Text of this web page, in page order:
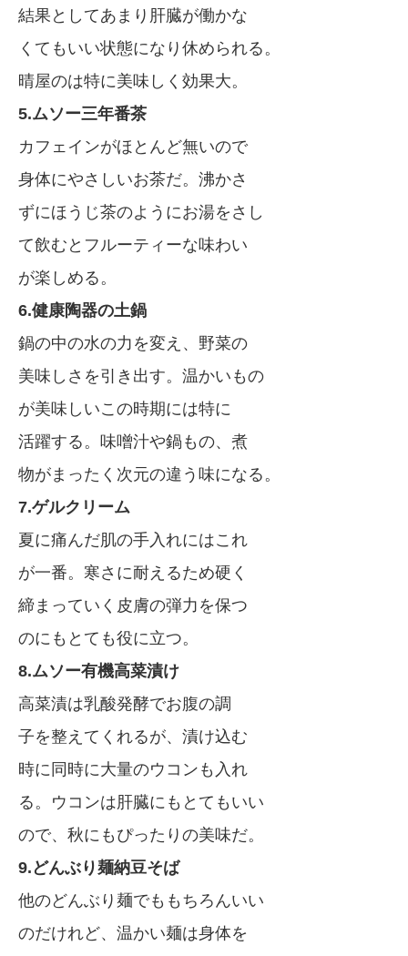
結果としてあまり肝臓が働かな
くてもいい状態になり休められる。
晴屋のは特に美味しく効果大。
5.ムソー三年番茶
カフェインがほとんど無いので
身体にやさしいお茶だ。沸かさ
ずにほうじ茶のようにお湯をさし
て飲むとフルーティーな味わい
が楽しめる。
6.健康陶器の土鍋
鍋の中の水の力を変え、野菜の
美味しさを引き出す。温かいもの
が美味しいこの時期には特に
活躍する。味噌汁や鍋もの、煮
物がまったく次元の違う味になる。
7.ゲルクリーム
夏に痛んだ肌の手入れにはこれ
が一番。寒さに耐えるため硬く
締まっていく皮膚の弾力を保つ
のにもとても役に立つ。
8.ムソー有機高菜漬け
高菜漬は乳酸発酵でお腹の調
子を整えてくれるが、漬け込む
時に同時に大量のウコンも入れ
る。ウコンは肝臓にもとてもいい
ので、秋にもぴったりの美味だ。
9.どんぶり麺納豆そば
他のどんぶり麺でももちろんいい
のだけれど、温かい麺は身体を